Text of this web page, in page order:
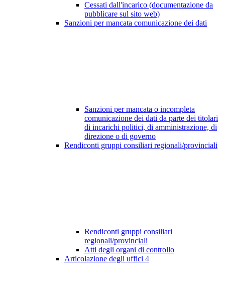
Cessati dall'incarico (documentazione da
pubblicare sul sito web)
Sanzioni per mancata comunicazione dei dati
Sanzioni per mancata o incompleta
comunicazione dei dati da parte dei titolari
di incarichi politici, di amministrazione, di
direzione o di governo
Rendiconti gruppi consiliari regionali/provinciali
Rendiconti gruppi consiliari
regionali/provinciali
Atti degli organi di controllo
Articolazione degli uffici 4